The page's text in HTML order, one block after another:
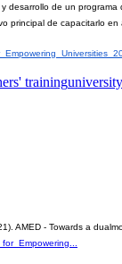
de un
principal de capacitarlo
traininguniversity
AMED - Towards a